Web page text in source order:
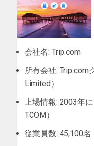
会社名: Trip.com
所有会社: Trip.com
Limited）
上場情報: 2003年
TCOM）
従業員数: 45,100名